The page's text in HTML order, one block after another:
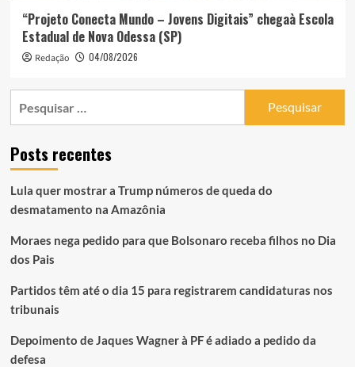
“Projeto Conecta Mundo – Jovens Digitais” chegaà Escola
Estadual de Nova Odessa (SP)
Redação 04/08/2026
Posts recentes
Lula quer mostrar a Trump números de queda do
desmatamento na Amazônia
Moraes nega pedido para que Bolsonaro receba filhos no Dia
dos Pais
Partidos têm até o dia 15 para registrarem candidaturas nos
tribunais
Depoimento de Jaques Wagner à PF é adiado a pedido da
defesa